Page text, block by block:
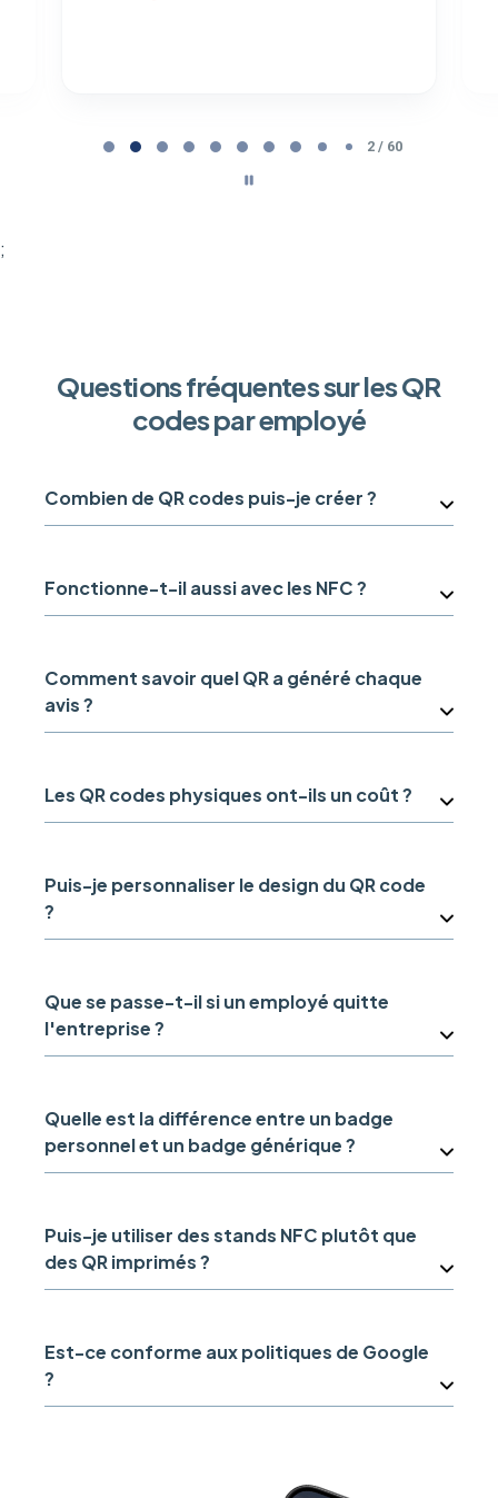
2 / 60
;
Questions fréquentes sur les QR
codes par employé
Combien de QR codes puis-je créer ?
Fonctionne-t-il aussi avec les NFC ?
Comment savoir quel QR a généré chaque
avis ?
Les QR codes physiques ont-ils un coût ?
Puis-je personnaliser le design du QR code
?
Que se passe-t-il si un employé quitte
l'entreprise ?
Quelle est la différence entre un badge
personnel et un badge générique ?
Puis-je utiliser des stands NFC plutôt que
des QR imprimés ?
Est-ce conforme aux politiques de Google
?